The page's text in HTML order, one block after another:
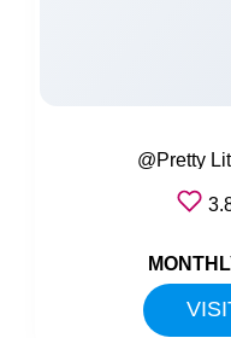
@Pretty